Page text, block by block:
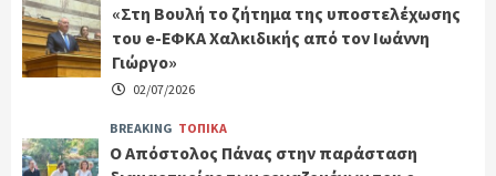
«Στη Βουλή το ζήτημα της υποστελέχωσης
του e-ΕΦΚΑ Χαλκιδικής από τον Ιωάννη
Γιώργο»
02/07/2026
BREAKING ΤΟΠΙΚΑ
Ο Απόστολος Πάνας στην παράσταση